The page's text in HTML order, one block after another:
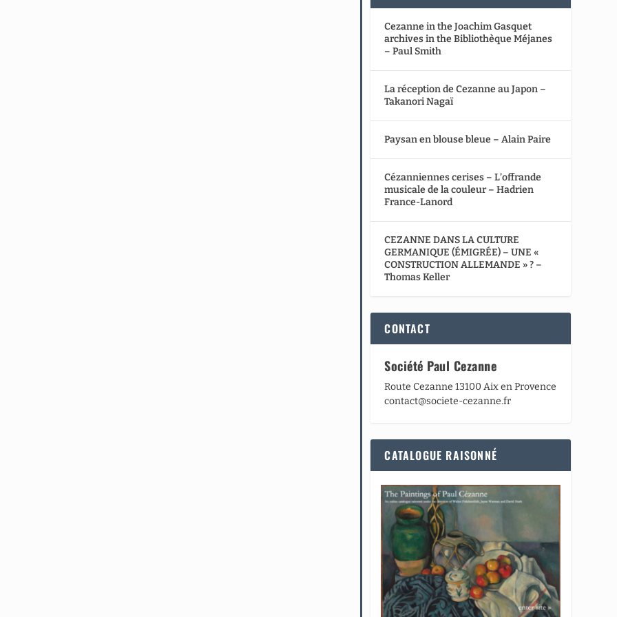
Cezanne in the Joachim Gasquet
archives in the Bibliothèque Méjanes
– Paul Smith
La réception de Cezanne au Japon –
Takanori Nagaï
Paysan en blouse bleue – Alain Paire
Cézanniennes cerises – L’offrande
musicale de la couleur – Hadrien
France-Lanord
CEZANNE DANS LA CULTURE
GERMANIQUE (ÉMIGRÉE) – UNE «
CONSTRUCTION ALLEMANDE » ? –
Thomas Keller
CONTACT
Société Paul Cezanne
Route Cezanne 13100 Aix en Provence
contact@societe-cezanne.fr
CATALOGUE RAISONNÉ